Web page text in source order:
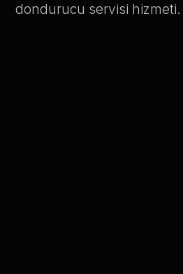
dondurucu servisi hizmeti.